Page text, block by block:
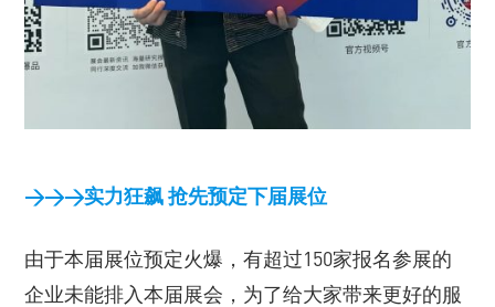
>>>实力狂飙 抢先预定下届展位
由于本届展位预定火爆，有超过150家报名参展的
企业未能排入本届展会，为了给大家带来更好的服